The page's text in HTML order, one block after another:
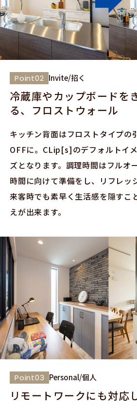
Point02 Invite/招く
冷蔵庫やカップボードを
る、フロストウォール
キッチン背面はフロストタイプの
OFFに。CLip[s]のデフォルトイ
ズとなります。調理時間はフルオ
時間に向けて準備をし、リフレッ
来客時でも素早く生活感を隠すこ
えが出来ます。
Point03 Personal/個人
リモートワークにも対応